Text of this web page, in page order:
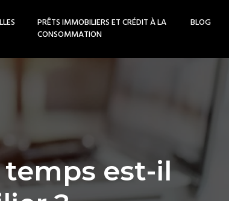
PRÊTS IMMOBILIERS ET CRÉDIT À LA
CONSOMMATION
BLOG
est-il